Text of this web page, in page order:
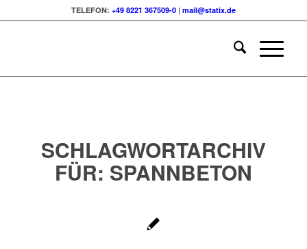
TELEFON: +49 8221 367509-0| mail@statix.de
SCHLAGWORTARCHIV
FÜR: SPANNBETON